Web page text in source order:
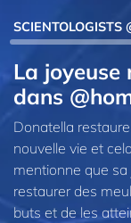
SCIENTOLOGISTS
La
dans
Donatella
nouvelle vie et
mentionne que
restaurer des
buts et de les